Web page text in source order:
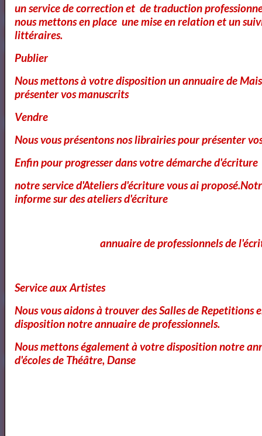
Bibliothéque des Pièces de Théâtre
Artquid
Marketplace."><img style="border:1px solid #eee;"
Goodreads
un service de correction et de traduction
nous mettons en place une mise en relation et un
littéraires.
Publier
Nous mettons à votre disposition un annuaire de
présenter vos manuscrits
Vendre
Nous vous présentons nos librairies pour présenter
Enfin pour progresser dans votre démarche d'écriture
notre service d'Ateliers d'écriture vous ai
informe sur des ateliers d'écriture
annuaire de professionnels de
Service aux Artistes
Nous vous aidons à trouver des Salles de Repetitions
disposition notre annuaire de professionnels.
Nous mettons également à votre disposition notre
d'écoles de Théâtre, Danse